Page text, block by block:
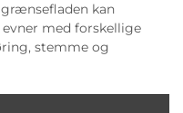
kan
med forskellige
stemme og